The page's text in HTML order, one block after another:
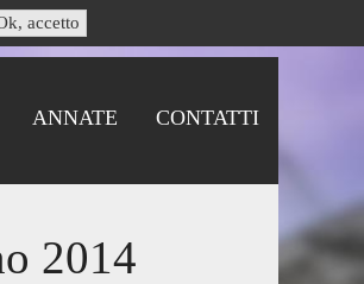
accetto
ANNATE CONTATTI
2014